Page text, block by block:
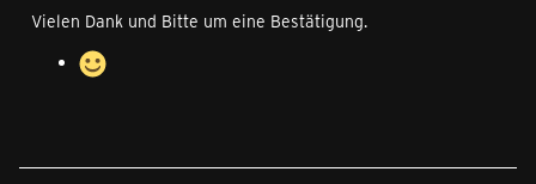
Vielen Dank und Bitte um eine Bestätigung.